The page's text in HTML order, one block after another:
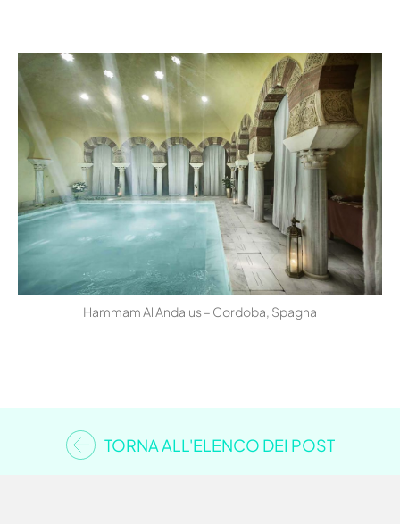
Hammam Al Andalus – Cordoba, Spagna
TORNA ALL'ELENCO DEI POST